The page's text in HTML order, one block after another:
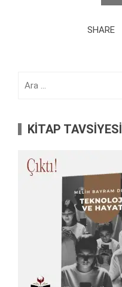
SHARE
KİTAP TAVSİYESİ